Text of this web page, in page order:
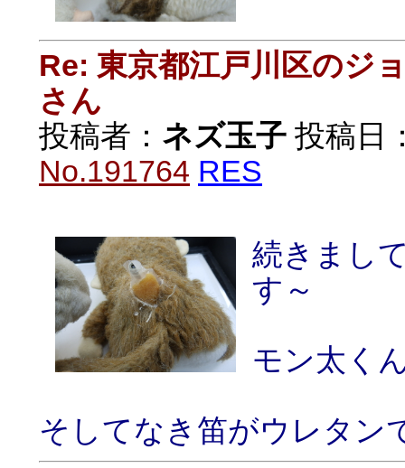
Re: 東京都江戸川区のジ
さん
投稿者： ネズ玉子 投稿日
No.191764 RES
続きまし
す～
モン太く
そしてなき笛がウレタン